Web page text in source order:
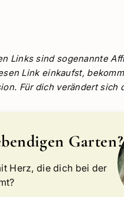
Links sind sogenannte
Link einkaufst,
Für dich verändert sich
Garten?
Herz, die dich bei der